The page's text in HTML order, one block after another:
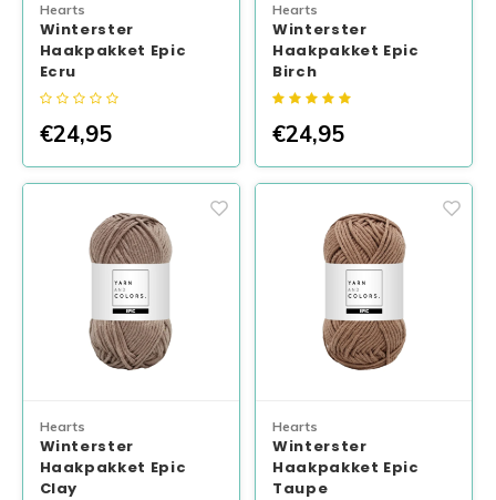
Hearts
Winterster
Haakpakket Epic
Ecru
€24,95
Hearts
Winterster
Haakpakket Epic
Birch
€24,95
Hearts
Winterster
Haakpakket Epic
Clay
Hearts
Winterster
Haakpakket Epic
Taupe